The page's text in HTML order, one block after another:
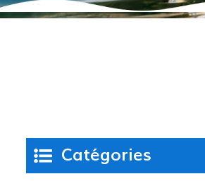
Catégories